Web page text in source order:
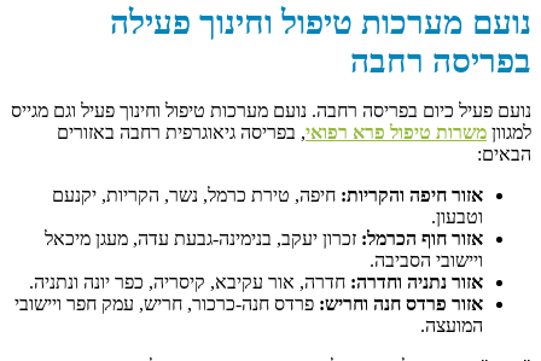
נועם מערכות טיפול וחינוך פעילה
בפריסה רחבה
נועם פעיל כיום בפריסה רחבה. נועם מערכות טיפול וחינוך פעיל וגם מגייס
למגוון משרות טיפול פרא רפואי, בפריסה גיאוגרפית רחבה באזורים
הבאים:
אזור חיפה והקריות: חיפה, טירת כרמל, נשר, הקריות, יקנעם
וטבעון.
אזור חוף הכרמל: זכרון יעקב, בנימינה-גבעת עדה, מעגן מיכאל
ויישובי הסביבה.
אזור נתניה וחדרה: חדרה, אור עקיבא, קיסריה, כפר יונה ונתניה.
אזור פרדס חנה וחריש: פרדס חנה-כרכור, חריש, עמק חפר ויישובי
המועצה.